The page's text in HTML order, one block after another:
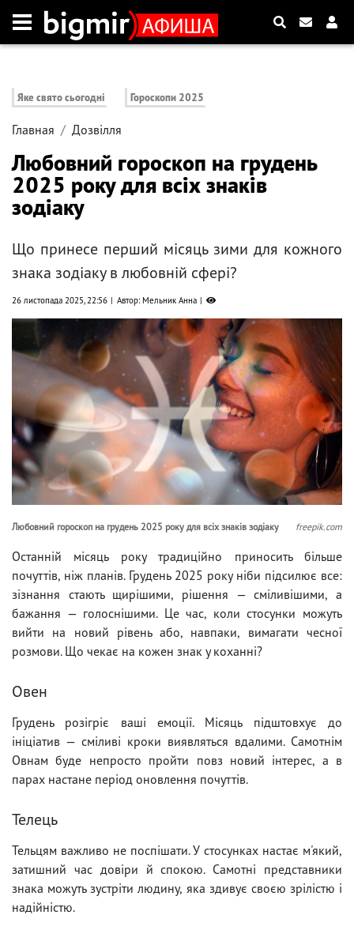
Яке свято сьогодні Гороскопи 2025
Главная Дозвілля
Любовний гороскоп на грудень
2025 року для всіх знаків
зодіаку
Що принесе перший місяць зими для кожного
знака зодіаку в любовній сфері?
26 листопада 2025, 22:56 Автор: Мельник Анна
Любовний гороскоп на грудень 2025 року для всіх знаків зодіаку freepik.com
Останній місяць року традиційно приносить більше
почуттів, ніж планів. Грудень 2025 року ніби підсилює все:
зізнання стають щирішими, рішення — сміливішими, а
бажання — голоснішими. Це час, коли стосунки можуть
вийти на новий рівень або, навпаки, вимагати чесної
розмови. Що чекає на кожен знак у коханні?
Овен
Грудень розігріє ваші емоції. Місяць підштовхує до
ініціатив — сміливі кроки виявляться вдалими. Самотнім
Овнам буде непросто пройти повз новий інтерес, а в
парах настане період оновлення почуттів.
Телець
Тельцям важливо не поспішати. У стосунках настає м'який,
затишний час довіри й спокою. Самотні представники
знака можуть зустріти людину, яка здивує своєю зрілістю і
надійністю.